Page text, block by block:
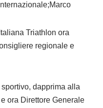
Triathlon ora
regionale e
dapprima alla
ora Direttore Generale